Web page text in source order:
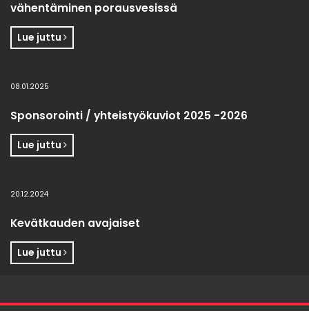
vähentäminen porausvesissä
Lue juttu
08.01.2025
Sponsorointi / yhteistyökuviot 2025 -2026
Lue juttu
20.12.2024
Kevätkauden avajaiset
Lue juttu